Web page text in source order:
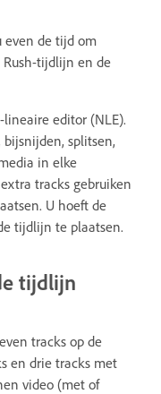
even de tijd om
tijdlijn en de
editor (NLE).
splitsen,
in elke
tracks gebruiken
U hoeft de
tijdlijn te plaatsen.
tijdlijn
tracks op de
en drie tracks met
video (met of